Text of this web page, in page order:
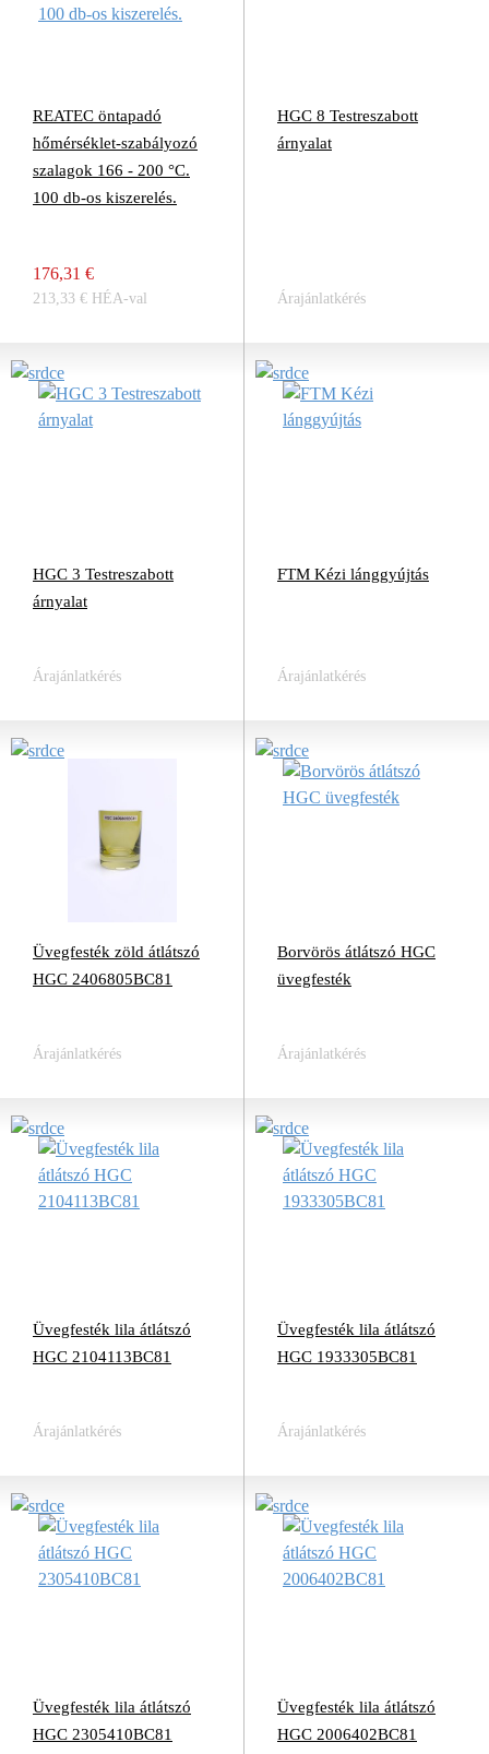
REATEC öntapadó
hőmérséklet-szabályozó
szalagok 166 - 200 °C.
100 db-os kiszerelés.
176,31 €
213,33 € HÉA-val
HGC 8 Testreszabott
árnyalat
Árajánlatkérés
HGC 3 Testreszabott
árnyalat
Árajánlatkérés
FTM Kézi lánggyújtás
Árajánlatkérés
Üvegfesték zöld átlátszó
HGC 2406805BC81
Árajánlatkérés
Borvörös átlátszó HGC
üvegfesték
Árajánlatkérés
Üvegfesték lila átlátszó
HGC 2104113BC81
Árajánlatkérés
Üvegfesték lila átlátszó
HGC 1933305BC81
Árajánlatkérés
Üvegfesték lila átlátszó
HGC 2305410BC81
Üvegfesték lila átlátszó
HGC 2006402BC81